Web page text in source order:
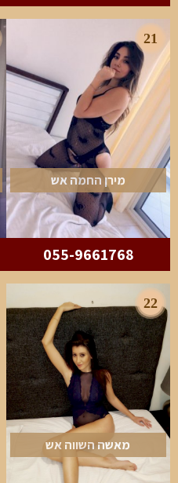
21
מירן החמה אש
055-9661768
22
מאשה השווה אש